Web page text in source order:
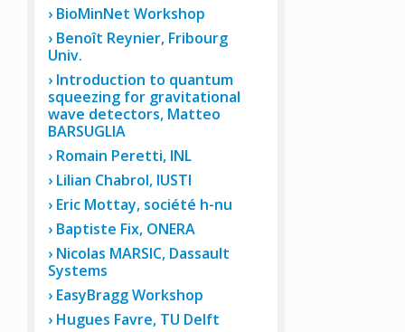
BioMinNet Workshop
Benoît Reynier, Fribourg
Univ.
Introduction to quantum
squeezing for gravitational
wave detectors, Matteo
BARSUGLIA
Romain Peretti, INL
Lilian Chabrol, IUSTI
Eric Mottay, société h-nu
Baptiste Fix, ONERA
Nicolas MARSIC, Dassault
Systems
EasyBragg Workshop
Hugues Favre, TU Delft